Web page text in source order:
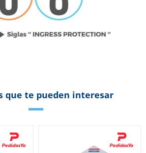
que te pueden interesar